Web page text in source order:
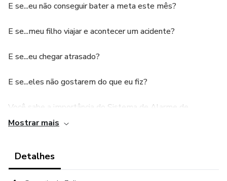
E se...eu não conseguir bater a meta este mês?
E se...meu filho viajar e acontecer um acidente?
E se...eu chegar atrasado?
E se...eles não gostarem do que eu fiz?
Você sabe a importância do Sistema de Alarme de
Incêndios, não é?
nossas ações, os próximos passos, tomar providencias e
sair tranquilo depois de enfrentar o problema.
Mostrar mais
Detalhes